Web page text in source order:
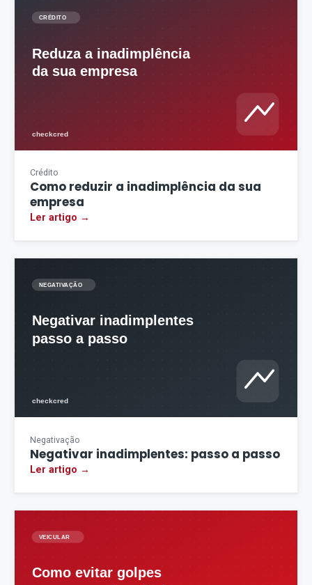
Crédito
Como reduzir a inadimplência da sua
empresa
Ler artigo →
Negativação
Negativar inadimplentes: passo a passo
Ler artigo →